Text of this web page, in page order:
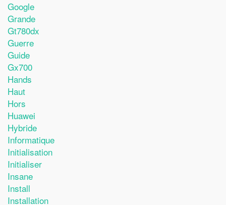
Google
Grande
Gt780dx
Guerre
Guide
Gx700
Hands
Haut
Hors
Huawei
Hybride
Informatique
Initialisation
Initialiser
Insane
Install
Installation